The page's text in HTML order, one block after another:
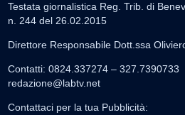
Testata giornalistica Reg. Trib. di
n. 244 del 26.02.2015
Direttore Responsabile Dott.ssa
Contatti: 0824.337274 – 327.7390733
redazione@labtv.net
Contattaci per la tua Pubblicità: